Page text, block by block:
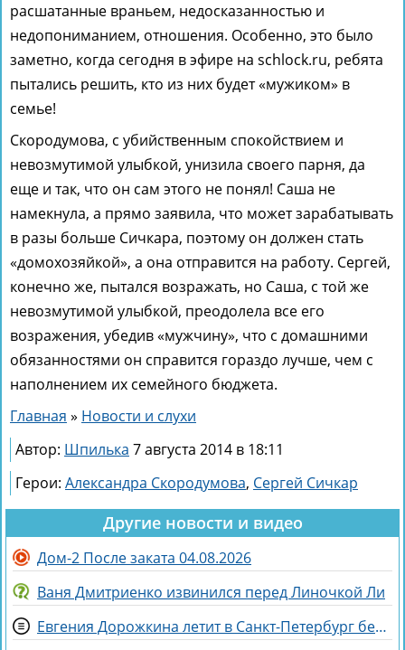
расшатанные враньем, недосказанностью и
недопониманием, отношения. Особенно, это было
заметно, когда сегодня в эфире на schlock.ru, ребята
пытались решить, кто из них будет «мужиком» в
семье!
Скородумова, с убийственным спокойствием и
невозмутимой улыбкой, унизила своего парня, да
еще и так, что он сам этого не понял! Саша не
намекнула, а прямо заявила, что может зарабатывать
в разы больше Сичкара, поэтому он должен стать
«домохозяйкой», а она отправится на работу. Сергей,
конечно же, пытался возражать, но Саша, с той же
невозмутимой улыбкой, преодолела все его
возражения, убедив «мужчину», что с домашними
обязанностями он справится гораздо лучше, чем с
наполнением их семейного бюджета.
Главная » Новости и слухи
Автор: Шпилька 7 августа 2014 в 18:11
Герои: Александра Скородумова, Сергей Сичкар
Другие новости и видео
Дом-2 После заката 04.08.2026
Ваня Дмитриенко извинился перед Линочкой Ли
Евгения Дорожкина летит в Санкт-Петербург без мужа на несколько дней